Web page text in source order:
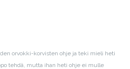
orvokki-korvisten ohje ja teki mieli heti
tehdä, mutta ihan heti ohje ei mulle